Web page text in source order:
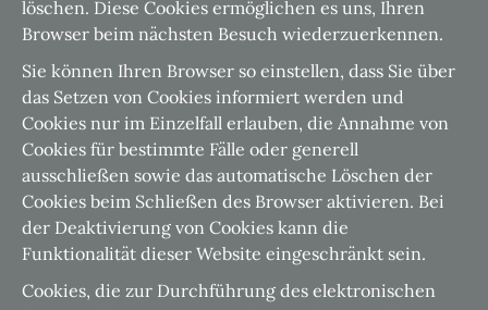
löschen. Diese Cookies ermöglichen es uns, Ihren
Browser beim nächsten Besuch wiederzuerkennen.
Sie können Ihren Browser so einstellen, dass Sie über
das Setzen von Cookies informiert werden und
Cookies nur im Einzelfall erlauben, die Annahme von
Cookies für bestimmte Fälle oder generell
ausschließen sowie das automatische Löschen der
Cookies beim Schließen des Browser aktivieren. Bei
der Deaktivierung von Cookies kann die
Funktionalität dieser Website eingeschränkt sein.
Cookies, die zur Durchführung des elektronischen